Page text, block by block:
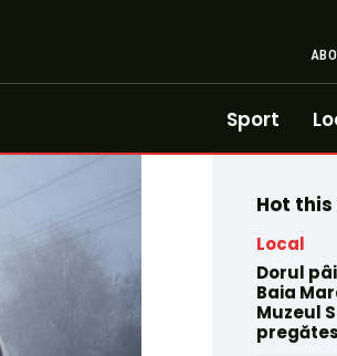
Sport
Hot this
Local
Dorul
Baia
Muzeul